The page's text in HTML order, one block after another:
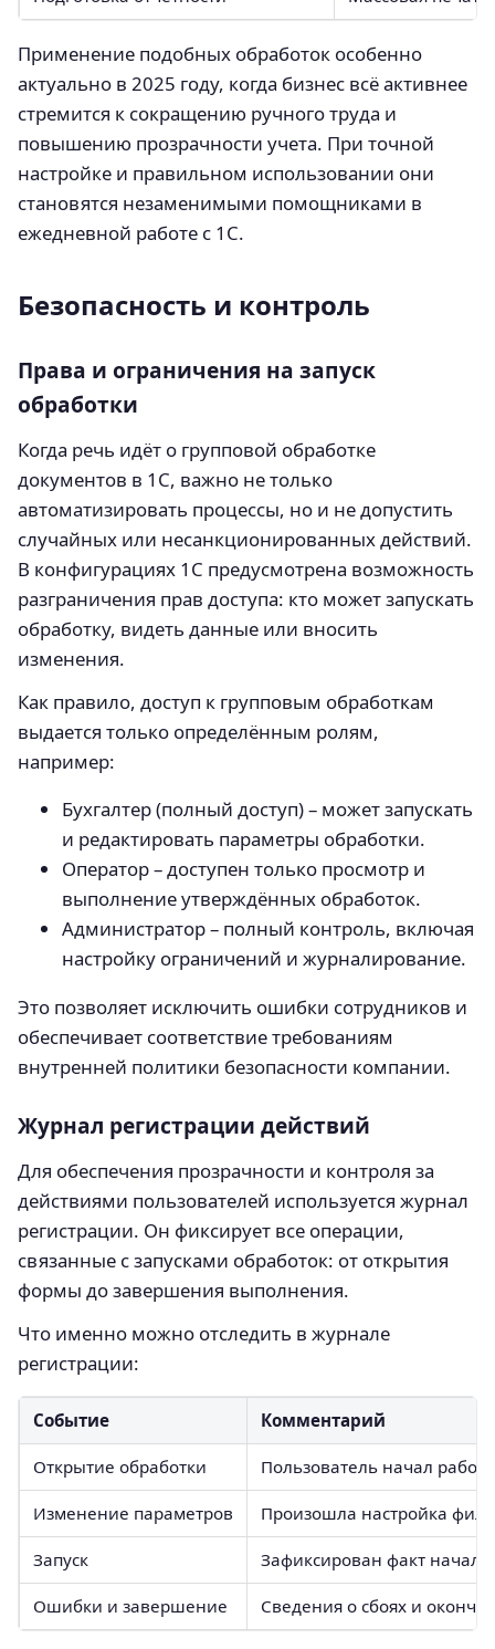
Применение подобных обработок особенно
актуально в 2025 году, когда бизнес всё активнее
стремится к сокращению ручного труда и
повышению прозрачности учета. При точной
настройке и правильном использовании они
становятся незаменимыми помощниками в
ежедневной работе с 1С.
Безопасность и контроль
Права и ограничения на запуск
обработки
Когда речь идёт о групповой обработке
документов в 1С, важно не только
автоматизировать процессы, но и не допустить
случайных или несанкционированных действий.
В конфигурациях 1С предусмотрена возможность
разграничения прав доступа: кто может запускать
обработку, видеть данные или вносить
изменения.
Как правило, доступ к групповым обработкам
выдается только определённым ролям,
например:
Бухгалтер (полный доступ) – может запускать
и редактировать параметры обработки.
Оператор – доступен только просмотр и
выполнение утверждённых обработок.
Администратор – полный контроль, включая
настройку ограничений и журналирование.
Это позволяет исключить ошибки сотрудников и
обеспечивает соответствие требованиям
внутренней политики безопасности компании.
Журнал регистрации действий
Для обеспечения прозрачности и контроля за
действиями пользователей используется журнал
регистрации. Он фиксирует все операции,
связанные с запусками обработок: от открытия
формы до завершения выполнения.
Что именно можно отследить в журнале
регистрации:
Событие Комментарий
Открытие обработки Пользователь начал
Изменение параметров Произошла настройка
Запуск Зафиксирован факт
Ошибки и завершение Сведения о сбоях и